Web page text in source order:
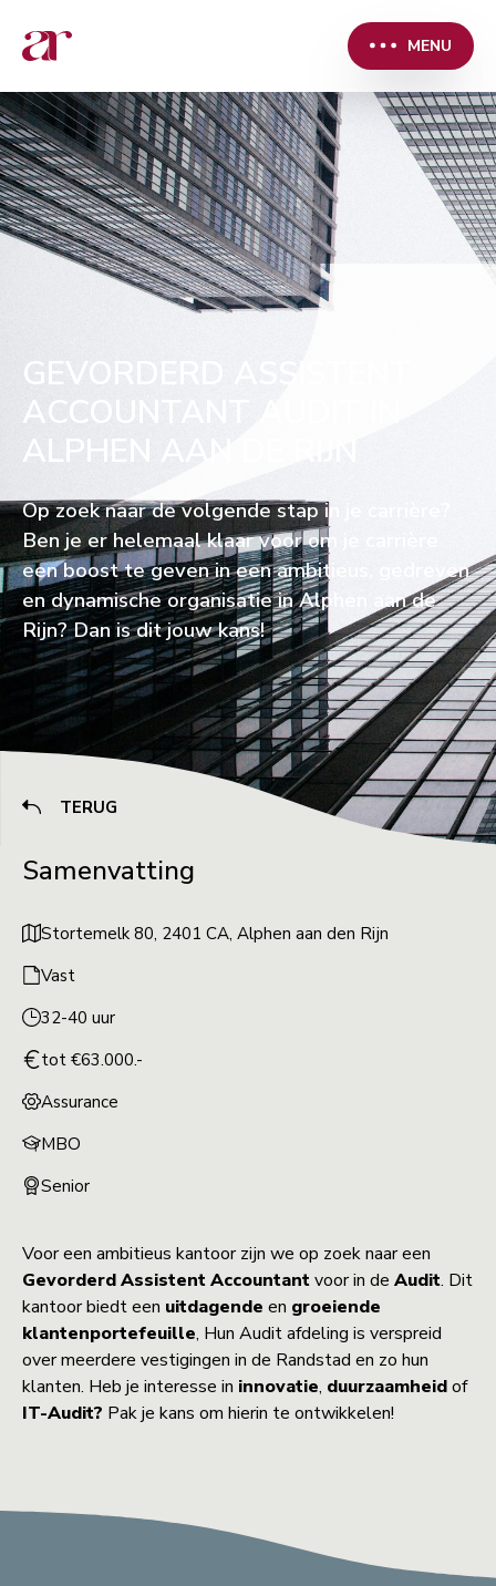
MENU
GEVORDERD ASSISTENT
ACCOUNTANT AUDIT IN
ALPHEN AAN DE RIJN
Op zoek naar de volgende stap in je carrière?
Ben je er helemaal klaar voor om je carrière
een boost te geven in een ambitieus, gedreven
en dynamische organisatie in Alphen aan de
Rijn? Dan is dit jouw kans!
TERUG
Samenvatting
Stortemelk 80, 2401 CA, Alphen aan den Rijn
Vast
32-40 uur
tot €63.000.-
Assurance
MBO
Senior
Voor een ambitieus kantoor zijn we op zoek naar een
GevorderdAssistentAccountantvoor in de Audit. Dit
kantoor biedt een uitdagende en groeiende
klantenportefeuille, Hun Audit afdeling is verspreid
over meerdere vestigingen in de Randstad en zo hun
klanten. Heb je interesse in innovatie, duurzaamheidof
IT-Audit? Pak je kans om hierin te ontwikkelen!